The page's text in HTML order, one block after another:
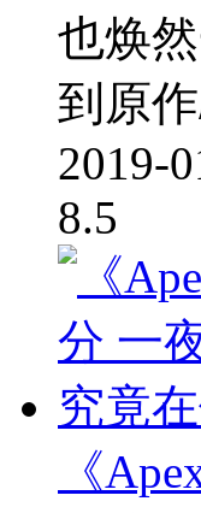
也焕
到原
2019-
8.5
《